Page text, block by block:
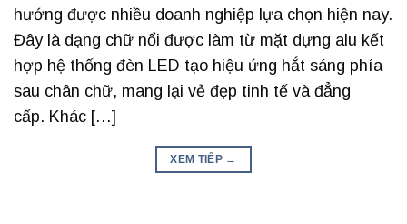
hướng được nhiều doanh nghiệp lựa chọn hiện nay.
Đây là dạng chữ nổi được làm từ mặt dựng alu kết
hợp hệ thống đèn LED tạo hiệu ứng hắt sáng phía
sau chân chữ, mang lại vẻ đẹp tinh tế và đẳng
cấp. Khác […]
XEM TIẾP →